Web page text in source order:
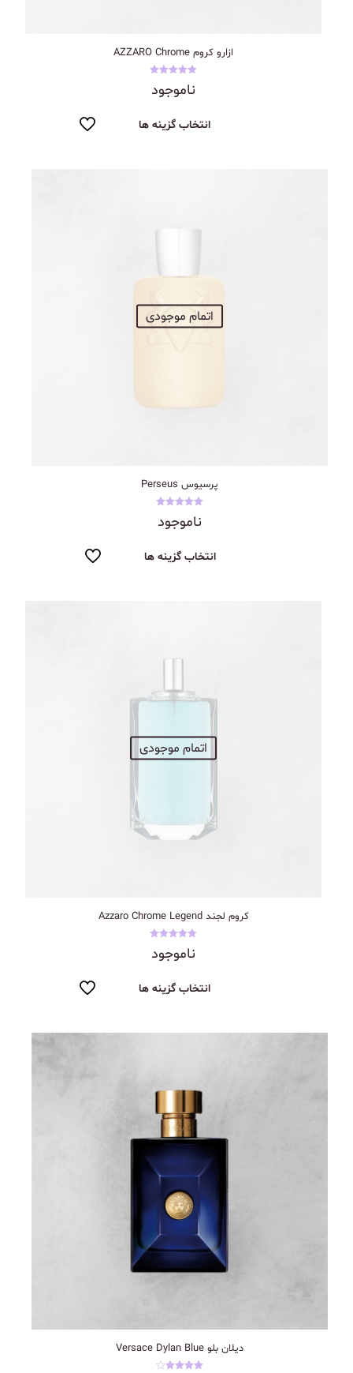
ازارو کروم‌ AZZARO Chrome
5.00
ناموجود
انتخاب گزینه ها
اتمام موجودی
پرسیوس Perseus
5.00
ناموجود
انتخاب گزینه ها
اتمام موجودی
کروم‌ لجند Azzaro Chrome Legend
5.00
ناموجود
انتخاب گزینه ها
دیلان بلو Versace Dylan Blue